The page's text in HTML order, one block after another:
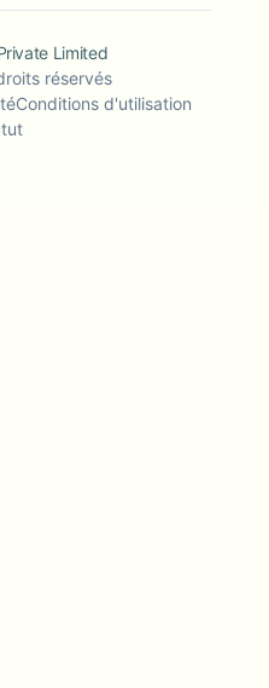
Limited
réservés
Conditions d'utilisation